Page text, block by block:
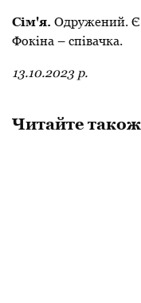
Сім'я. Одружений. Є
Фокіна – співачка.
13.10.2023 р.
Читайте також